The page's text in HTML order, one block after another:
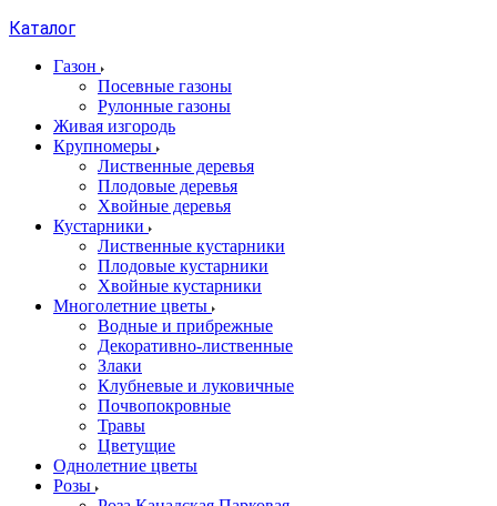
Каталог
Газон
Посевные газоны
Рулонные газоны
Живая изгородь
Крупномеры
Лиственные деревья
Плодовые деревья
Хвойные деревья
Кустарники
Лиственные кустарники
Плодовые кустарники
Хвойные кустарники
Многолетние цветы
Водные и прибрежные
Декоративно-лиственные
Злаки
Клубневые и луковичные
Почвопокровные
Травы
Цветущие
Однолетние цветы
Розы